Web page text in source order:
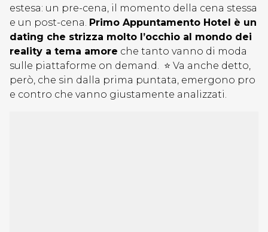
estesa: un pre-cena, il momento della cena stessa
e un post-cena. Primo Appuntamento Hotel è un
dating che strizza molto l’occhio al mondo dei
reality a tema amore che tanto vanno di moda
sulle piattaforme on demand. ⭐ Va anche detto,
però, che sin dalla prima puntata, emergono pro
e contro che vanno giustamente analizzati.